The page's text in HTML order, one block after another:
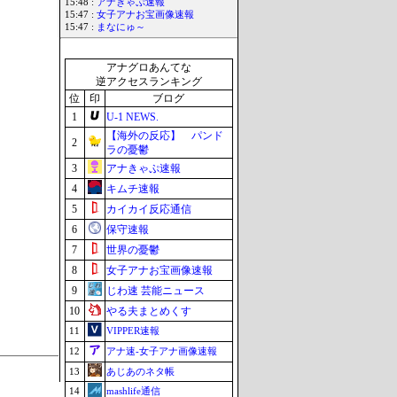
15:48 : アナきゃぷ速報
15:47 : 女子アナお宝画像速報
15:47 : まなにゅ～
アナグロあんてな
逆アクセスランキング
位
印
ブログ
1
U-1 NEWS.
2
【海外の反応】 パンド
ラの憂鬱
3
アナきゃぷ速報
4
キムチ速報
5
カイカイ反応通信
6
保守速報
7
世界の憂鬱
8
女子アナお宝画像速報
9
じわ速 芸能ニュース
10
やる夫まとめくす
11
VIPPER速報
12
アナ速‐女子アナ画像速報
13
あじあのネタ帳
14
mashlife通信